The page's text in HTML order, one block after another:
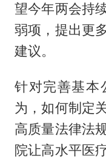
望今年两会持
弱项，提出更
建议。
针对完善基本
为，如何制定
高质量法律法
院让高水平医